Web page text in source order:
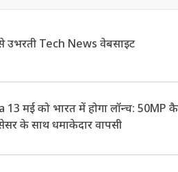
उभरती Tech News वेबसाइट
मई को भारत में होगा लॉन्च: 50MP
के साथ धमाकेदार वापसी